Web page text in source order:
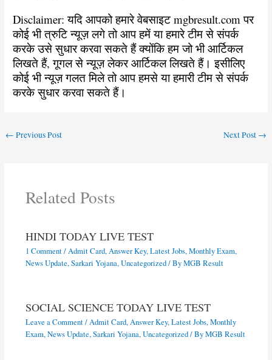
Disclaimer: यदि आपको हमारे वेबसाइट mgbresult.com पर
कोई भी त्रुटि न्यूज़ लगे तो आप हमें या हमारे टीम से संपर्क
करके उसे सुधार करवा सकते हैं क्योंकि हम जो भी आर्टिकल
लिखते हैं, गूगल से न्यूज़ लेकर आर्टिकल लिखते हैं। इसीलिए
कोई भी न्यूज़ गलत मिले तो आप हमसे या हमारी टीम से संपर्क
करके सुधार करवा सकते हैं।
← Previous Post Next Post →
Related Posts
HINDI TODAY LIVE TEST
1 Comment /Admit Card,Answer Key,Latest Jobs,Monthly Exam,
News Update,Sarkari Yojana,Uncategorized/ ByMGB Result
SOCIAL SCIENCE TODAY LIVE TEST
Leave a Comment /Admit Card,Answer Key,Latest Jobs,Monthly
Exam,News Update,Sarkari Yojana,Uncategorized/ ByMGB Result